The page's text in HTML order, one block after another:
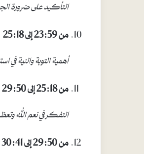
التأكيد على ضرورة
من 23:59 إلى 25:18
أهمية التوبة والنية
من 25:18 إلى 29:50
التفكر في نعم الله
من 29:50 إلى 30:41